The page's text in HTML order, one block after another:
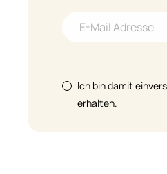
Ich bin damit
erhalten.